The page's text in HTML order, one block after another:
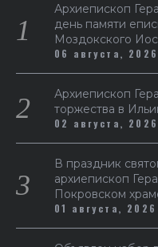
Архиепископ
день памяти
Моздокского
06 августа, 2026
Архиепископ
торжества в
02 августа, 2026
В праздник
архиепископ
Покровском
01 августа, 2026